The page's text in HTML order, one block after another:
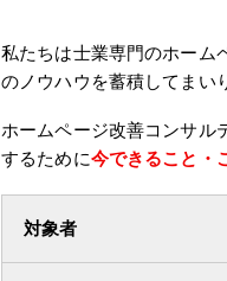
私たちは士業専門のホーム
のノウハウを蓄積してまい
ホームページ改善コンサル
するために今できること・
対象者